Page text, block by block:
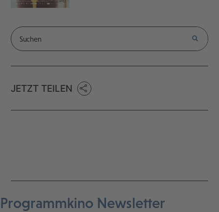
JETZT TEILEN
Programmkino Newsletter